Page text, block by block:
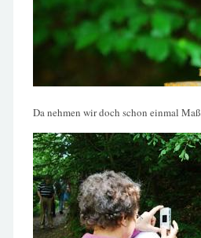
Da nehmen wir doch schon einmal Maß